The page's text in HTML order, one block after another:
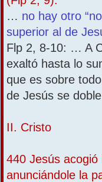
… no hay otro
superior al de
Flp 2, 8-10: … A
exaltó hasta lo
que es sobre
de Jesús se
II. Cristo
440 Jesús
anunciándole la